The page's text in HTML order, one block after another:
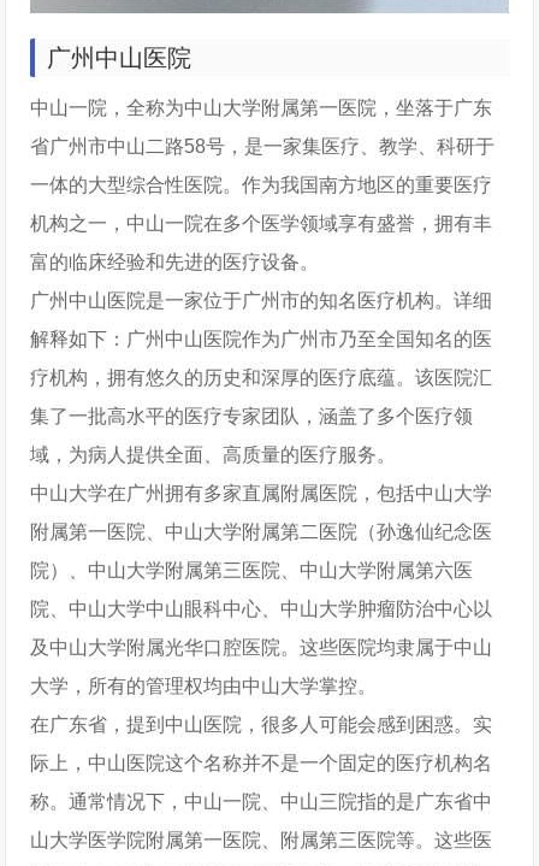
广州中山医院
中山一院，全称为中山大学附属第一医院，坐落于广东
省广州市中山二路58号，是一家集医疗、教学、科研于
一体的大型综合性医院。作为我国南方地区的重要医疗
机构之一，中山一院在多个医学领域享有盛誉，拥有丰
富的临床经验和先进的医疗设备。
广州中山医院是一家位于广州市的知名医疗机构。详细
解释如下：广州中山医院作为广州市乃至全国知名的医
疗机构，拥有悠久的历史和深厚的医疗底蕴。该医院汇
集了一批高水平的医疗专家团队，涵盖了多个医疗领
域，为病人提供全面、高质量的医疗服务。
中山大学在广州拥有多家直属附属医院，包括中山大学
附属第一医院、中山大学附属第二医院（孙逸仙纪念医
院）、中山大学附属第三医院、中山大学附属第六医
院、中山大学中山眼科中心、中山大学肿瘤防治中心以
及中山大学附属光华口腔医院。这些医院均隶属于中山
大学，所有的管理权均由中山大学掌控。
在广东省，提到中山医院，很多人可能会感到困惑。实
际上，中山医院这个名称并不是一个固定的医疗机构名
称。通常情况下，中山一院、中山三院指的是广东省中
山大学医学院附属第一医院、附属第三医院等。这些医